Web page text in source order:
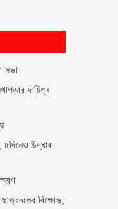
সভা
দায়িত্ব
৪দিনেও উদ্ধার
বিক্ষোভ,